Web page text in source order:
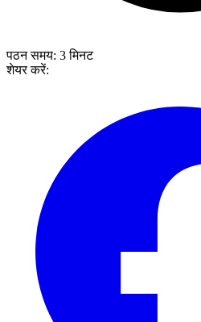
पठन समय: 3मिनट
शेयर करें: